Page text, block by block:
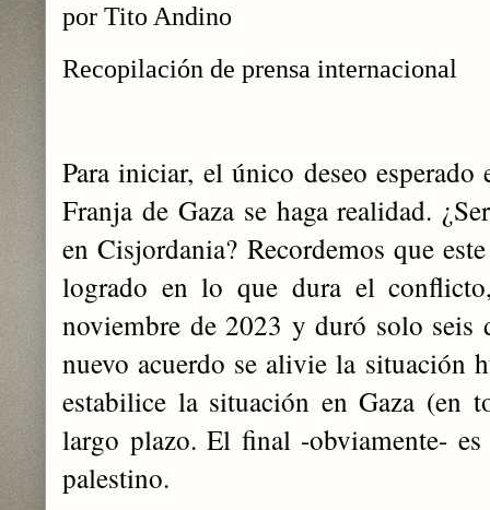
por Tito Andino
Recopilación de prensa internacional
Para iniciar, el único deseo
Franja de Gaza se haga realidad.
en Cisjordania? Recordemos que
logrado en lo que dura el
noviembre de 2023 y duró solo seis
nuevo acuerdo se alivie la situación
estabilice la situación en Gaza (en
largo plazo. El final -obviamente-
palestino.